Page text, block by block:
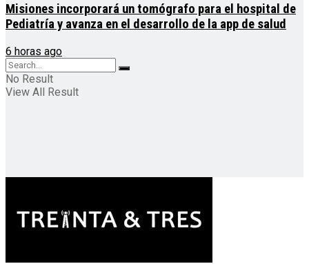
Misiones incorporará un tomógrafo para el hospital de
Pediatría y avanza en el desarrollo de la app de salud
6 horas ago
No Result
View All Result